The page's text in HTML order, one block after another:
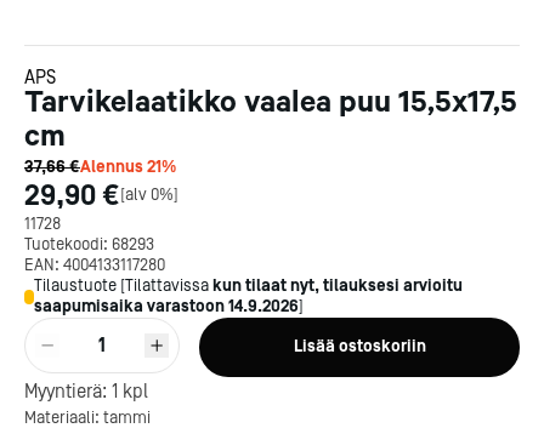
APS
Tarvikelaatikko vaalea puu 15,5x17,5
cm
37,66 €Alennus21%
29,90 €[alv 0%]
11728
Tuotekoodi: 68293
EAN: 4004133117280
Tilaustuote [Tilattavissa kun tilaat nyt, tilauksesi arvioitu
saapumisaika varastoon14.9.2026]
1 Lisää ostoskoriin
Myyntierä: 1 kpl
Materiaali: tammi
Kotipizza on vuonna 1987
perustettu yritys, jolla on yli
300 ravintolaa eri puolella